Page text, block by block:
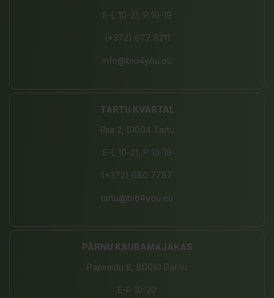
E-L 10-21, P 10-19
(+372) 677 8211
info@bio4you.eu
TARTU KVARTAL
Riia 2, 51004 Tartu
E-L 10-21, P 10-19
(+372) 680 7787
tartu@bio4you.eu
PÄRNU KAUBAMAJAKAS
Papiniidu 8, 80010 Pärnu
E-P 10-20